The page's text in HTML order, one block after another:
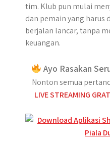
tim. Klub pun mulai
dan pemain yang harus
berjalan lancar, tanpa
keuangan.
Ayo Rasakan
Nonton semua
LIVE STREAMING